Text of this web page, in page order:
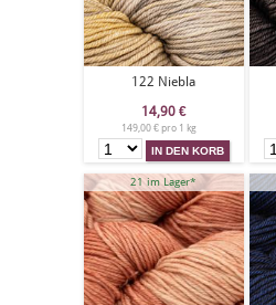
122 Niebla
14,90 €
149,00 € pro 1 kg
21 im Lager*